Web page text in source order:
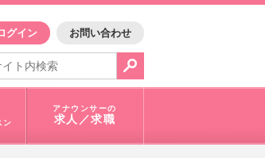
グイン お問い合わせ
で問合せ：
1010
ン
アナウンサーの
求人／求職